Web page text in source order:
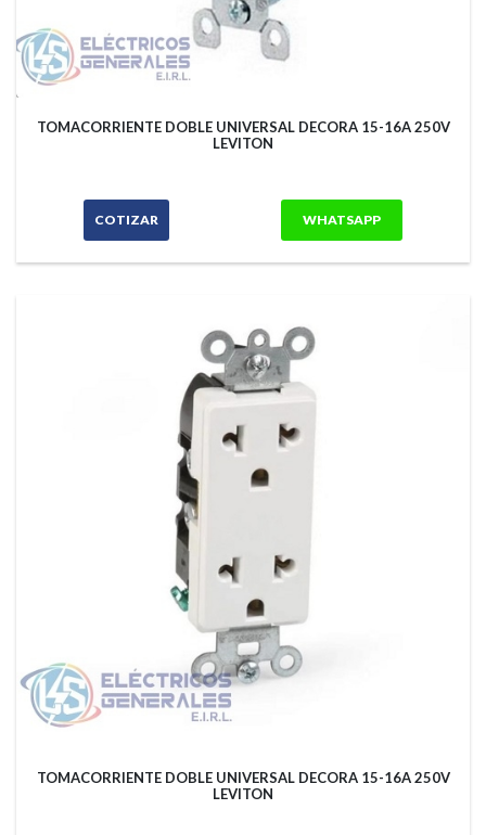
TOMACORRIENTE DOBLE UNIVERSAL DECORA 15-16A 250V
LEVITON
COTIZAR WHATSAPP
TOMACORRIENTE DOBLE UNIVERSAL DECORA 15-16A 250V
LEVITON